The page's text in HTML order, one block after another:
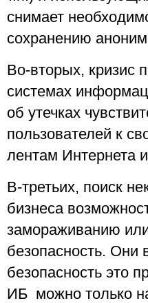
снимает
сохранению
Во-вторых, кризис
системах
об утечках
пользователей к
лентам Интернета
В-третьих, поиск
бизнеса
замораживанию
безопасность.
безопасность это
ИБ можно только